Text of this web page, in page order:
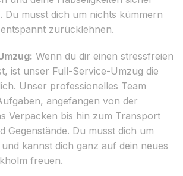
Du musst dich um nichts kümmern
zurücklehnen.
Wenn du dir einen stressfreien
ist unser Full-Service-Umzug die
Unser professionelles Team
angefangen von der
Verpacken bis hin zum Transport
Gegenstände. Du musst dich um
kannst dich ganz auf dein neues
freuen.